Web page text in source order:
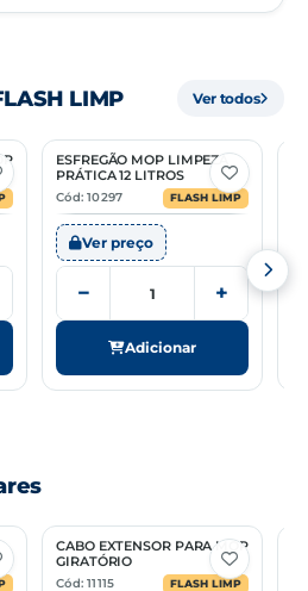
PC
96039000
LIMP Ver todos
ESFREGÃO MOP LIMPEZA
PRÁTICA 12 LITROS
Cód: 10297
FLASH LIMP
Ver preço
− +
Adicionar
CABO EXTENSOR PARA MOP
GIRATÓRIO
Cód: 11115
FLASH LIMP